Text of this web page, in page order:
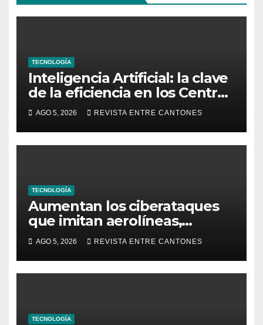
TECNOLOGÍA
Inteligencia Artificial: la clave
de la eficiencia en los Centros
de Operaciones de Seguridad
AGO 5, 2026 REVISTA ENTRE CANTONES
TECNOLOGÍA
Aumentan los ciberataques
que imitan aerolíneas,
hoteles y plataformas de viaje
AGO 5, 2026 REVISTA ENTRE CANTONES
TECNOLOGÍA